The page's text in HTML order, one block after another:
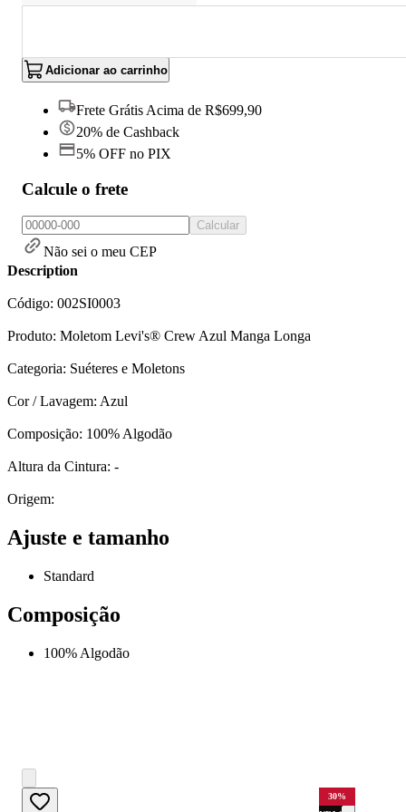
Adicionar ao carrinho
Frete Grátis Acima de R$699,90
20% de Cashback
5% OFF no PIX
Calcule o frete
Calcular
Não sei o meu CEP
Description
Código: 002SI0003
Produto: Moletom Levi's® Crew Azul Manga Longa
Categoria: Suéteres e Moletons
Cor / Lavagem: Azul
Composição: 100% Algodão
Altura da Cintura: -
Origem:
Ajuste e tamanho
Standard
Composição
100% Algodão
30%